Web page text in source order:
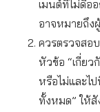
เมนต์ที่ไม่ดีอ
อาจหมายถึง
ควรตรวจสอ
หัวข้อ “เกี่ย
หรือไม่และไป
ทั้งหมด” ให้สั